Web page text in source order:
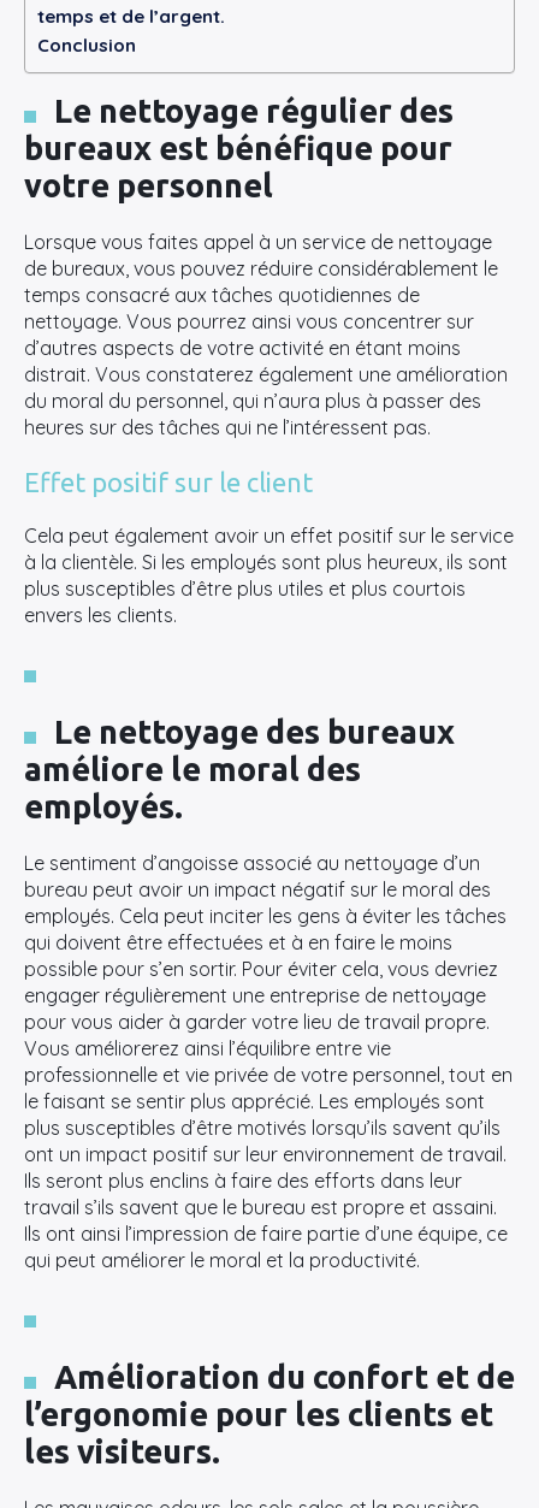
temps et de l’argent.
Conclusion
Le nettoyage régulier des
bureaux est bénéfique pour
votre personnel
Lorsque vous faites appel à un service de nettoyage
de bureaux, vous pouvez réduire considérablement le
temps consacré aux tâches quotidiennes de
nettoyage. Vous pourrez ainsi vous concentrer sur
d’autres aspects de votre activité en étant moins
distrait. Vous constaterez également une amélioration
du moral du personnel, qui n’aura plus à passer des
heures sur des tâches qui ne l’intéressent pas.
Effet positif sur le client
Cela peut également avoir un effet positif sur le service
à la clientèle. Si les employés sont plus heureux, ils sont
plus susceptibles d’être plus utiles et plus courtois
envers les clients.
Le nettoyage des bureaux
améliore le moral des
employés.
Le sentiment d’angoisse associé au nettoyage d’un
bureau peut avoir un impact négatif sur le moral des
employés. Cela peut inciter les gens à éviter les tâches
qui doivent être effectuées et à en faire le moins
possible pour s’en sortir. Pour éviter cela, vous devriez
engager régulièrement une entreprise de nettoyage
pour vous aider à garder votre lieu de travail propre.
Vous améliorerez ainsi l’équilibre entre vie
professionnelle et vie privée de votre personnel, tout en
le faisant se sentir plus apprécié. Les employés sont
plus susceptibles d’être motivés lorsqu’ils savent qu’ils
ont un impact positif sur leur environnement de travail.
Ils seront plus enclins à faire des efforts dans leur
travail s’ils savent que le bureau est propre et assaini.
Ils ont ainsi l’impression de faire partie d’une équipe, ce
qui peut améliorer le moral et la productivité.
Amélioration du confort et de
l’ergonomie pour les clients et
les visiteurs.